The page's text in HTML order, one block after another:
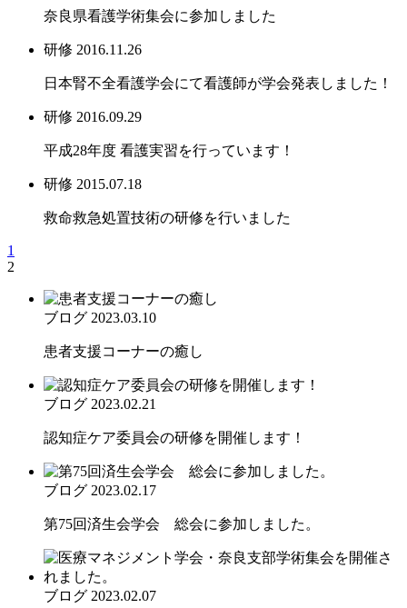
奈良県看護学術集会に参加しました
研修 2016.11.26
日本腎不全看護学会にて看護師が学会発表しました！
研修 2016.09.29
平成28年度 看護実習を行っています！
研修 2015.07.18
救命救急処置技術の研修を行いました
1
2
ブログ 2023.03.10
患者支援コーナーの癒し
ブログ 2023.02.21
認知症ケア委員会の研修を開催します！
ブログ 2023.02.17
第75回済生会学会 総会に参加しました。
ブログ 2023.02.07